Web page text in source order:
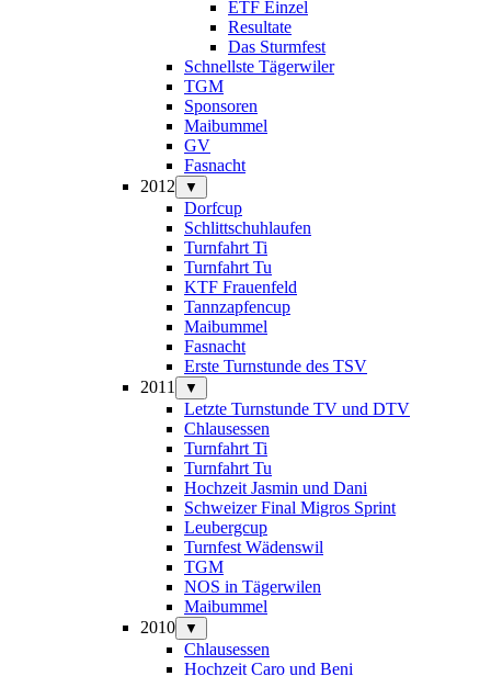
ETF Einzel
Resultate
Das Sturmfest
Schnellste Tägerwiler
TGM
Sponsoren
Maibummel
GV
Fasnacht
2012
▼
Dorfcup
Schlittschuhlaufen
Turnfahrt Ti
Turnfahrt Tu
KTF Frauenfeld
Tannzapfencup
Maibummel
Fasnacht
Erste Turnstunde des TSV
2011
▼
Letzte Turnstunde TV und DTV
Chlausessen
Turnfahrt Ti
Turnfahrt Tu
Hochzeit Jasmin und Dani
Schweizer Final Migros Sprint
Leubergcup
Turnfest Wädenswil
TGM
NOS in Tägerwilen
Maibummel
2010
▼
Chlausessen
Hochzeit Caro und Beni